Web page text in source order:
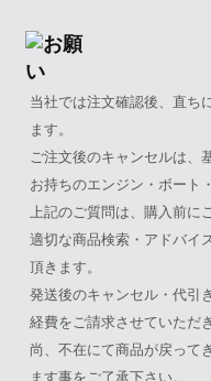
当社では注文確認後、直ち
ます。
ご注文後のキャンセルは、
お持ちのエンジン・ボート
上記のご質問は、購入前に
適切な商品検索・アドバイ
頂きます。
発送後のキャンセル・代引
経費をご請求させていただ
尚、不在にて商品が戻って
ます事をご了承下さい。